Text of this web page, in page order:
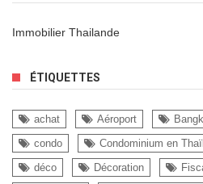
Immobilier Thailande
ÉTIQUETTES
achat Aéroport
condo
Condominium en
déco
Décoration